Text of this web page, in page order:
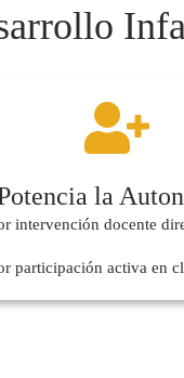
la
intervención docente
participación activa en